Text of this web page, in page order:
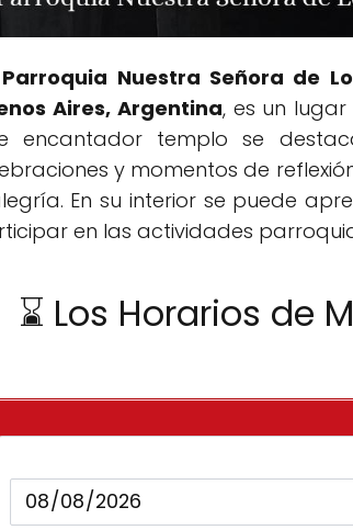
Parroquia Nuestra Señora de
Aires, Argentina, es un
encantador templo se
y momentos de
En su interior se puede
en las actividades
⌛ Los Horarios de